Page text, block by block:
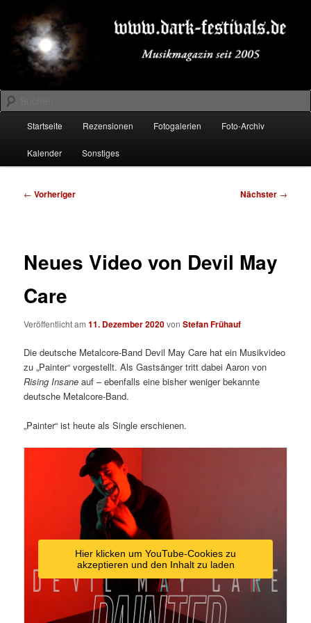
primären
Inhalt
springenDARK-FESTIVALS.DE
Suchen
Startseite Rezensionen Fotogalerien Foto-Archiv
Kalender Sonstiges
Beitragsnavigation
← Vorheriger Nächster →
Neues Video von Devil May
Care
Veröffentlicht am11. Dezember 2020vonStefan Frühauf
Die deutsche Metalcore-Band Devil May Care hat ein Musikvideo
zu „Painter“ vorgestellt. Als Gastsänger tritt dabei Aaron von
Rising Insane auf – ebenfalls eine bisher weniger bekannte
deutsche Metalcore-Band.
„Painter“ ist heute als Single erschienen.
Hier klicken um YouTube-Cookies zu
akzeptieren und den Inhalt zu laden